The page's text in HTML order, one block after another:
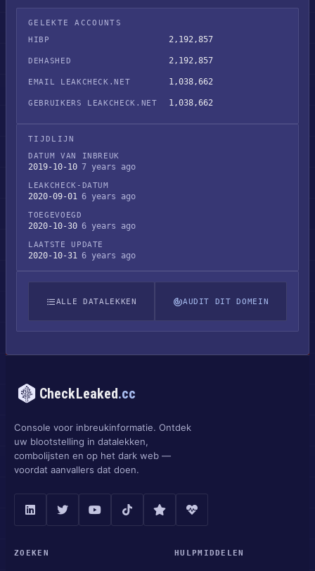
GELEKTE ACCOUNTS
HIBP
2,192,857
DEHASHED 2,192,857
EMAIL LEAKCHECK.NET 1,038,662
GEBRUIKERS LEAKCHECK.NET 1,038,662
TIJDLIJN
DATUM VAN INBREUK
2019-10-10 7 years ago
LEAKCHECK-DATUM
2020-09-01 6 years ago
TOEGEVOEGD
2020-10-30 6 years ago
LAATSTE UPDATE
2020-10-31 6 years ago
ALLE DATALEKKEN AUDIT DIT DOMEIN
CheckLeaked.cc
Console voor inbreukinformatie. Ontdek
uw blootstelling in datalekken,
combolijsten en op het dark web —
voordat aanvallers dat doen.
ZOEKEN HULPMIDDELEN